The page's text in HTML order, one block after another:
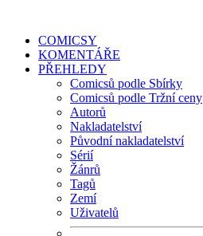
COMICSY
KOMENTÁŘE
PŘEHLEDY
Comicsů podle Sbírky
Comicsů podle Tržní ceny
Autorů
Nakladatelství
Původní nakladatelství
Sérií
Žánrů
Tagů
Zemí
Uživatelů